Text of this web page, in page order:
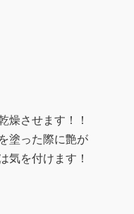
燥させます！！
塗った際に艶が
気を付けます！